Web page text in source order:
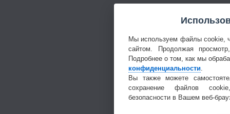
Мы используем файлы cookie,
сайтом. Продолжая
Подробнее о том, как мы
конфиденциальности
Вы также можете
сохранение файлов
безопасности в Вашем веб-